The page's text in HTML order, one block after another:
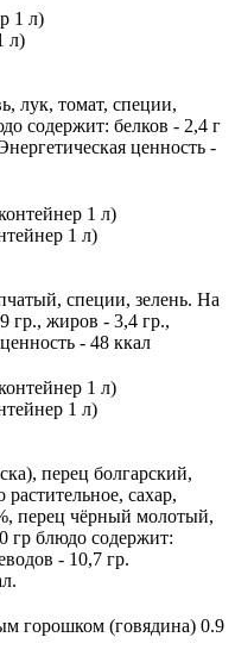
л)
лук, томат, специи,
содержит: белков - 2,4 г
ценность -
1 л)
специи, зелень. На
гр., жиров - 3,4 гр.,
- 48 ккал
1 л)
перец болгарский,
сахар,
перец чёрный молотый,
гр блюдо содержит:
- 10,7 гр.